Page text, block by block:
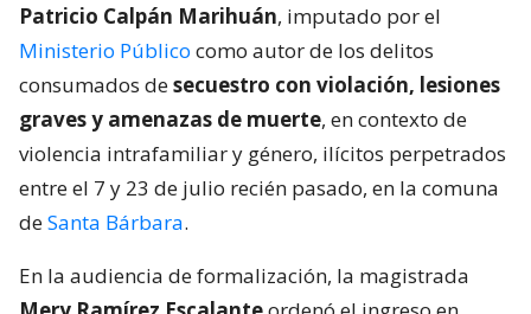
Patricio Calpán Marihuán, imputado por el
Ministerio Público como autor de los delitos
consumados desecuestro con violación, lesiones
graves y amenazas de muerte, en contexto de
violencia intrafamiliar y género, ilícitos perpetrados
entre el 7 y 23 de julio recién pasado, en la comuna
deSanta Bárbara.
En la audiencia de formalización, la magistrada